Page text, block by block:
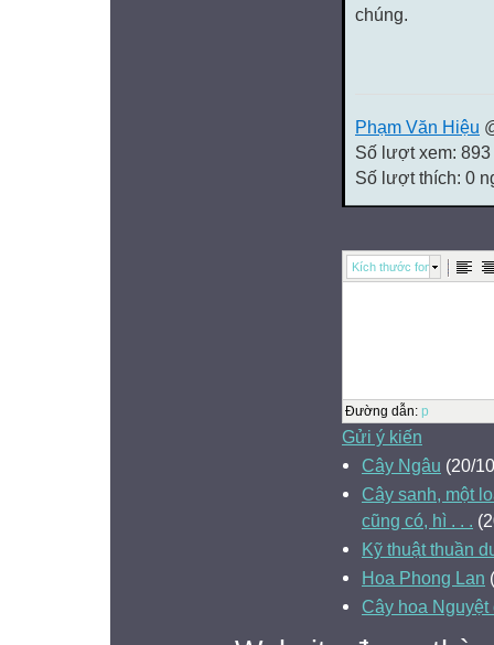
chúng.
Phạm Văn Hiệu
Số lượt xem: 893
Số lượt thích: 0
Kích thước font
Đường dẫn: p
Gửi ý kiến
Cây Ngâu (20/
Cây sanh, một
cũng có, hì . . .
Kỹ thuật thuần
Hoa Phong Lan
Cây hoa Nguyệt